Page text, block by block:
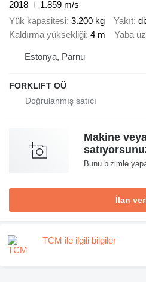
2018
1.859 m/s
Yük kapasitesi 3.200 kg Yakıt
Kaldırma yüksekliği 4 m Yaba
Estonya, Pärnu
FORKLIFT OÜ
Makine
Bunu bizimle
İlan
TCM ile ilgili bilgiler